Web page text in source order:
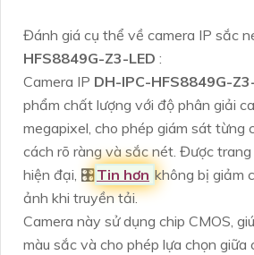
Đánh giá cụ thể về camera IP sắc
HFS8849G-Z3-LED :
Camera IP DH-IPC-HFS8849G-
phẩm chất lượng với độ phân giải
megapixel, cho phép giám sát từng
cách rõ ràng và sắc nét. Được
hiện đại, 🎛Tin hơn không bị giảm
ảnh khi truyền tải.
Camera này sử dụng chip CMOS,
màu sắc và cho phép lựa chọn giữa